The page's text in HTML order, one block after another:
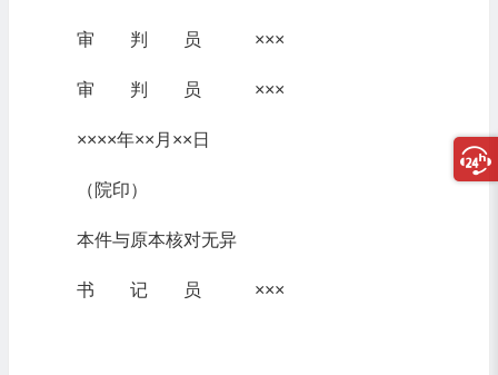
审 判 员 ×××
审 判 员 ×××
××××年××月××日
（院印）
本件与原本核对无异
书 记 员 ×××